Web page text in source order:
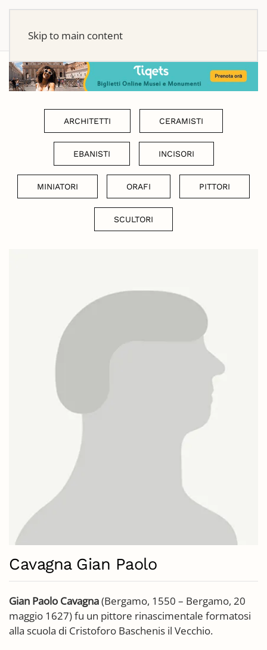
Skip to main content
ARCHITETTI CERAMISTI
EBANISTI INCISORI
MINIATORI ORAFI PITTORI
SCULTORI
Cavagna Gian Paolo
Gian Paolo Cavagna(Bergamo, 1550 – Bergamo, 20
maggio 1627) fu un pittore rinascimentale formatosi
alla scuola di Cristoforo Baschenis il Vecchio.